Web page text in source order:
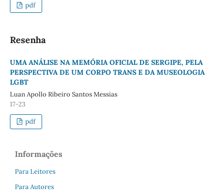
pdf
Resenha
UMA ANÁLISE NA MEMÓRIA OFICIAL DE SERGIPE, PELA
PERSPECTIVA DE UM CORPO TRANS E DA MUSEOLOGIA
LGBT
Luan Apollo Ribeiro Santos Messias
17-23
pdf
Informações
Para Leitores
Para Autores